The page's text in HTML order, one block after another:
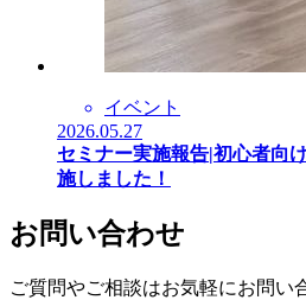
イベント
2026.05.27
セミナー実施報告|初心者向
施しました！
お問い合わせ
ご質問やご相談はお気軽にお問い